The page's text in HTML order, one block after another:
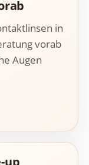
in
vorab
Augen